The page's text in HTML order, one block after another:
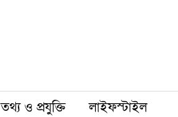
তথ্য ও প্রযুক্তি লাইফস্টাইল